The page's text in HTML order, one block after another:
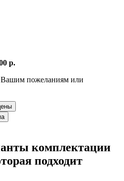
р.
Вашим пожеланиям или
комплектации
подходит